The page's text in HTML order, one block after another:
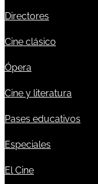
Directores
Cine clásico
Ópera
Cine y literatura
Pases educativos
Especiales
El Cine